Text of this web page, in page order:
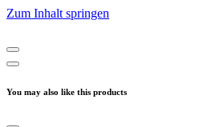
Zum Inhalt springen
You may also like this products